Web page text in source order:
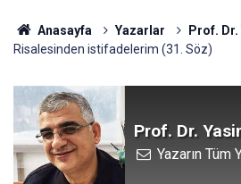
Anasayfa Yazarlar Prof. Dr.
Risalesinden istifadelerim (31. Söz)
Prof. Dr.
Yazarın Tüm